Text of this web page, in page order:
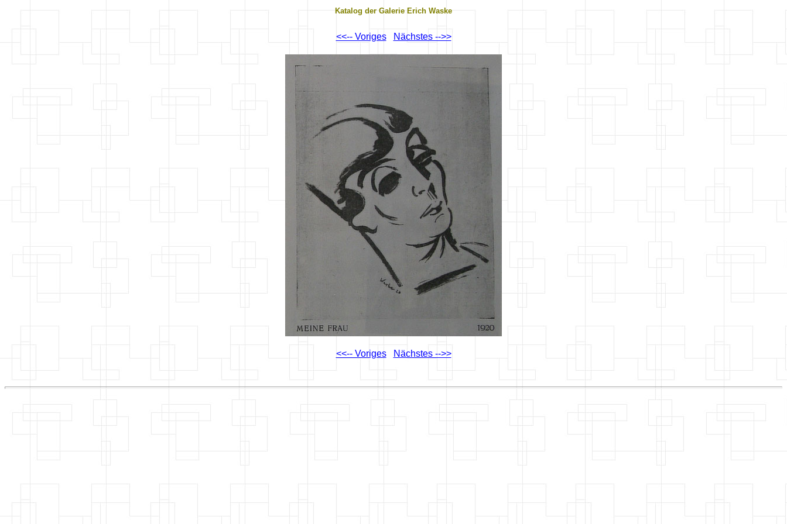
Katalog der Galerie Erich Waske
<<-- Voriges Nächstes -->>
<<-- Voriges Nächstes -->>